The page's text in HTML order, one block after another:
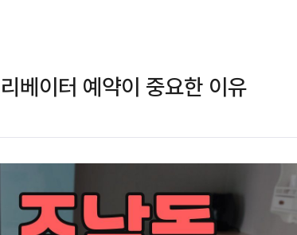
베이터 예약이 중요한 이유